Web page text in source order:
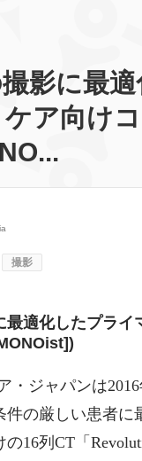
影に最
ア向け
撮影
最適化したプライ
・ジャパンは
件の厳しい患者に
の16列CT「